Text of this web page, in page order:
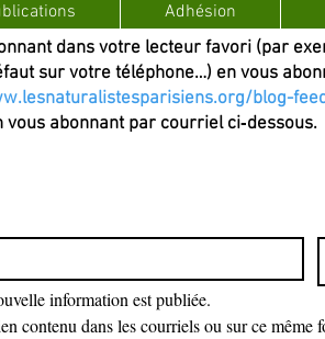
Adhésion
dans votre lecteur favori (par
sur votre téléphone…) en vous
blog-
vous abonnant par courriel ci‐dessous.
information est publiée.
contenu dans les courriels ou sur ce même